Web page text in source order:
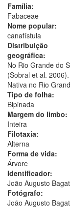
Família:
Fabaceae
Nome popular:
canafístula
Distribuição
geográfica:
No Rio Grande do
(Sobral et al. 2006).
Nativa no Rio
Tipo de folha:
Bipinada
Margem do limbo:
Inteira
Filotaxia:
Alterna
Forma de vida:
Árvore
Identificador:
João Augusto
Fotógrafo:
João Augusto